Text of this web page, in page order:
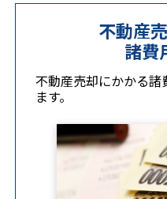
不動産
諸費
不動産売却にかかる諸
ます。